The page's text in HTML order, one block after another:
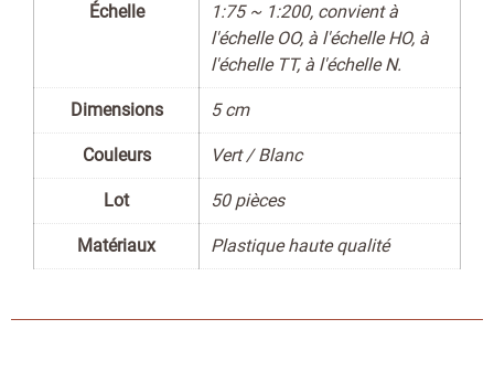
Échelle
1:75 ~ 1:200, convient à
l'échelle OO, à l'échelle HO, à
l'échelle TT, à l'échelle N.
Dimensions 5 cm
Couleurs Vert / Blanc
Lot 50 pièces
Matériaux Plastique haute qualité